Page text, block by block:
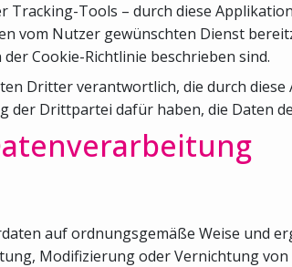
Tracking-Tools – durch diese
vom Nutzer gewünschten Dienst
Cookie-Richtlinie beschrieben sind.
Dritter verantwortlich, die durch
der Drittpartei dafür haben, die Daten
auf ordnungsgemäße Weise und
Modifizierung oder Vernichtung von